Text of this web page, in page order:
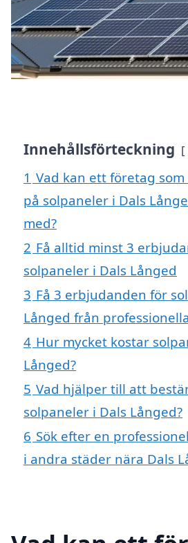
Innehållsförteckning
1 Vad kan ett företag
på solpaneler i Dals
med?
2 Få alltid minst 3
solpaneler i Dals Långed
3 Få 3 erbjudanden för
Långed från
4 Hur mycket kostar
Långed?
5 Vad hjälper till att
solpaneler i Dals Långed?
6 Sök efter en
i andra städer nära Dals